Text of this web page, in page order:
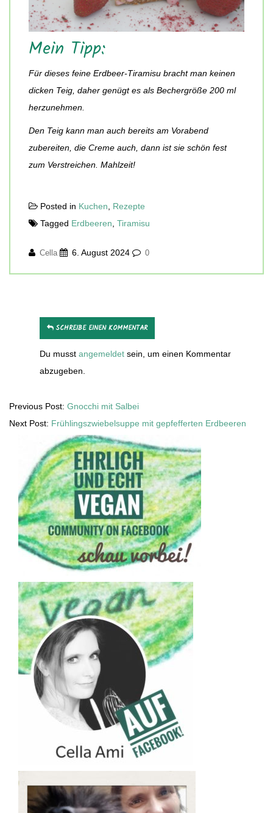
Mein Tipp:
Für dieses feine Erdbeer-Tiramisu bracht man keinen
dicken Teig, daher genügt es als Bechergröße 200 ml
herzunehmen.
Den Teig kann man auch bereits am Vorabend
zubereiten, die Creme auch, dann ist sie schön fest
zum Verstreichen. Mahlzeit!
Posted in Kuchen
Rezepte
Tagged Erdbeeren Tiramisu
Cella 6. August 2024 0
SCHREIBE EINEN KOMMENTAR
Du musst angemeldet sein, um einen Kommentar
abzugeben.
Previous Post: Gnocchi mit Salbei
Next Post: Frühlingszwiebelsuppe mit gepfefferten Erdbeeren
Secondary
Sidebar